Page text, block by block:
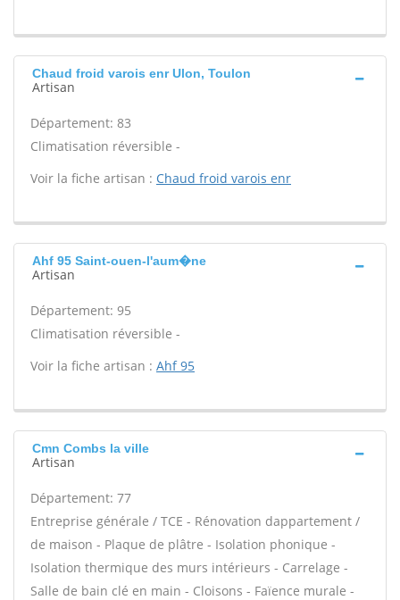
Chaud froid varois enr Ulon, Toulon
Artisan
Département: 83
Climatisation réversible -
Voir la fiche artisan : Chaud froid varois enr
Ahf 95 Saint-ouen-l'aum�ne
Artisan
Département: 95
Climatisation réversible -
Voir la fiche artisan : Ahf 95
Cmn Combs la ville
Artisan
Département: 77
Entreprise générale / TCE - Rénovation dappartement /
de maison - Plaque de plâtre - Isolation phonique -
Isolation thermique des murs intérieurs - Carrelage -
Salle de bain clé en main - Cloisons - Faïence murale -